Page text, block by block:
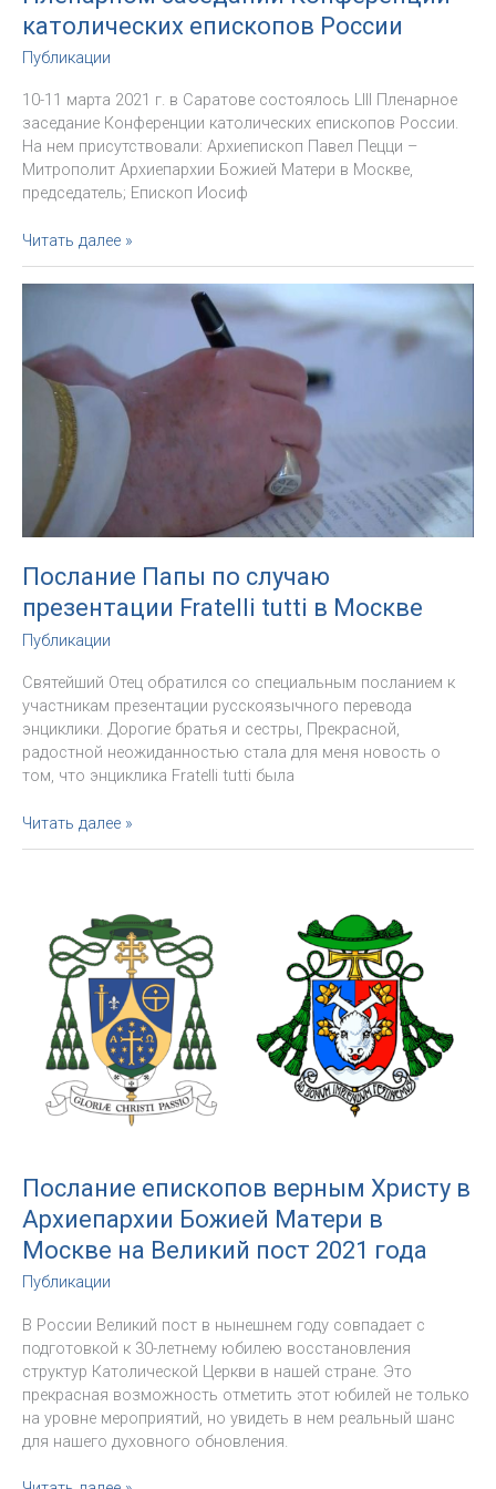
католических епископов России
Публикации
10-11 марта 2021 г. в Саратове состоялось LIII Пленарное
заседание Конференции католических епископов России.
На нем присутствовали: Архиепископ Павел Пецци –
Митрополит Архиепархии Божией Матери в Москве,
председатель; Епископ Иосиф
Информационное
сообщение
о
Конференции
католических
епископов
России
Читать далее »
Послание Папы по случаю
презентации Fratelli tutti в Москве
Публикации
Святейший Отец обратился со специальным посланием к
участникам презентации русскоязычного перевода
энциклики. Дорогие братья и сестры, Прекрасной,
радостной неожиданностью стала для меня новость о
том, что энциклика Fratelli tutti была
Послание
Папы
презентации
Fratelli
tutti
Москве
Читать далее »
Послание епископов верным Христу в
Архиепархии Божией Матери в
Москве на Великий пост 2021 года
Публикации
В России Великий пост в нынешнем году совпадает с
подготовкой к 30-летнему юбилею восстановления
структур Католической Церкви в нашей стране. Это
прекрасная возможность отметить этот юбилей не только
на уровне мероприятий, но увидеть в нем реальный шанс
для нашего духовного обновления.